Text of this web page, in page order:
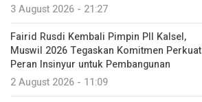
3 August 2026 - 21:27
Fairid Rusdi Kembali Pimpin PII Kalsel,
Muswil 2026 Tegaskan Komitmen Perkuat
Peran Insinyur untuk Pembangunan
2 August 2026 - 11:09